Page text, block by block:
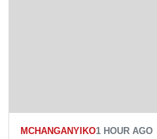
MCHANGANYIKO1 HOUR AGO